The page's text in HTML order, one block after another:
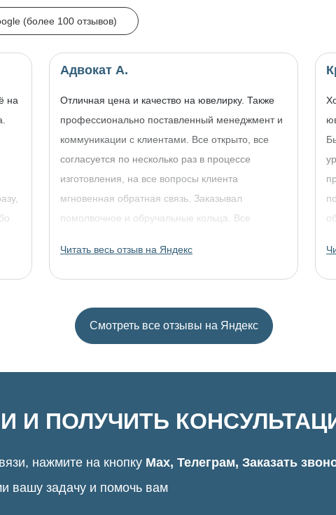
(более 100 отзывов)
на
Адвокат А.
Отличная цена и качество на ювелирку. Также
профессионально поставленный менеджмент и
коммуникации с клиентами. Все открыто, все
согласуется по несколько раз в процессе
изготовления, на все вопросы клиента
мгновенная обратная связь. Заказывал
помолвочное и обручальные кольца. Все
Читать весь отзыв на Яндекс
Смотреть все отзывы на Яндекс
И ПОЛУЧИТЬ
нажмите на кнопку Max, Телеграм, Заказать
вашу задачу и помочь вам